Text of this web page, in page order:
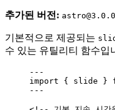
추가된 버전: astro@3.0.0
기본적으로 제공되는
수 있는 유틸리티 함수입
---
import { slide }
---